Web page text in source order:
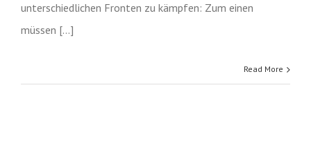
unterschiedlichen Fronten zu kämpfen: Zum einen
müssen [...]
Read More